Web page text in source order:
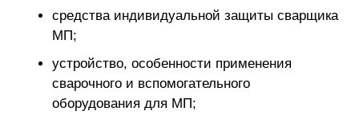
средства индивидуальной защиты сварщика
МП;
устройство, особенности применения
сварочного и вспомогательного
оборудования для МП;